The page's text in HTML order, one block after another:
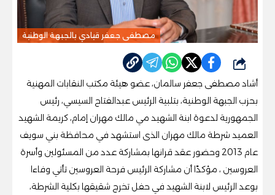
مصطفى جعفر قيادي بالجبهة الوطنية
شارك
أشاد مصطفى جعفر سالمان، عضو هيئة مكتب النقابات المهنية
بحزب الجبهة الوطنية، بتلبية الرئيس عبدالفتاح السيسي، رئيس
الجمهورية لدعوة ابنة الشهيد مي مالك مهران إمام، كريمة الشهيد
العميد شرطة مالك مهران الذى استشهد في محافظة بني سويف
عام 2013 وحضور عقد قرانها بمشاركة عدد من المسئولين وأسرة
العروسين ، مؤكدًا أن مشاركة الرئيس فرحة العروسين تأتي وفاءا
بوعد الرئيس لابنة الشهيد في حفل تخرج شقيقها بكلية الشرطة،